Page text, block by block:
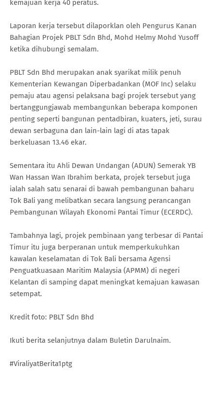
kemajuan kerja 40 peratus.
Laporan kerja tersebut dilaporklan oleh Pengurus Kanan
Bahagian Projek PBLT Sdn Bhd, Mohd Helmy Mohd Yusoff
ketika dihubungi semalam.
PBLT Sdn Bhd merupakan anak syarikat milik penuh
Kementerian Kewangan Diperbadankan (MOF Inc) selaku
pemaju atau agensi pelaksana bagi projek tersebut yang
bertanggungjawab membangunkan beberapa komponen
penting seperti bangunan pentadbiran, kuaters, jeti, surau
dewan serbaguna dan lain-lain lagi di atas tapak
berkeluasan 13.46 ekar.
Sementara itu Ahli Dewan Undangan (ADUN) Semerak YB
Wan Hassan Wan Ibrahim berkata, projek tersebut juga
ialah salah satu senarai di bawah pembangunan baharu
Tok Bali yang melibatkan secara langsung perancangan
Pembangunan Wilayah Ekonomi Pantai Timur (ECERDC).
Tambahnya lagi, projek pembinaan yang terbesar di Pantai
Timur itu juga berperanan untuk memperkukuhkan
kawalan keselamatan di Tok Bali bersama Agensi
Penguatkuasaan Maritim Malaysia (APMM) di negeri
Kelantan di samping dapat meningkat kemajuan kawasan
setempat.
Kredit foto: PBLT Sdn Bhd
Ikuti berita selanjutnya dalam Buletin Darulnaim.
#ViraliyatBerita1ptg